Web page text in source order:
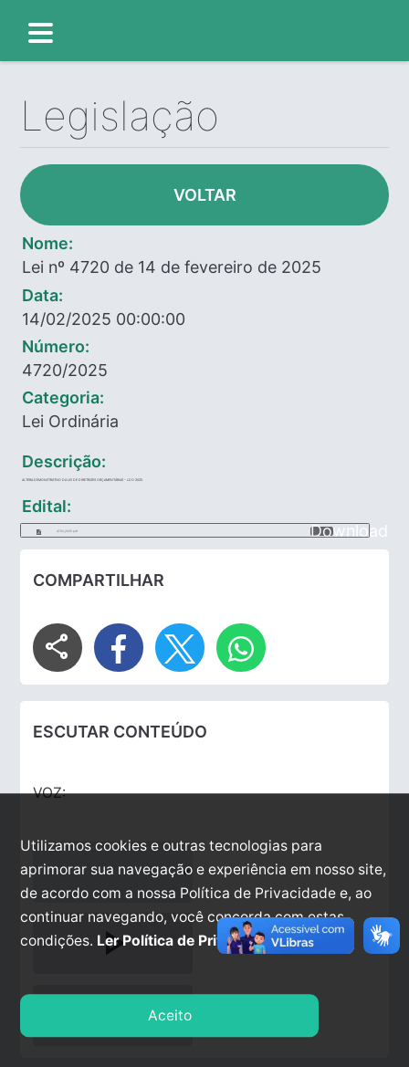
Legislação
VOLTAR
Nome:
Lei nº 4720 de 14 de fevereiro de 2025
Data:
14/02/2025 00:00:00
Número:
4720/2025
Categoria:
Lei Ordinária
Descrição:
ALTERA DEMONSTRATIVO DA LEI DE DIRETRIZES ORÇAMENTÁRIAS - LDO 2025.
Edital:
4720_2025.pdf Download
COMPARTILHAR
share
ESCUTAR CONTEÚDO
VOZ:
play_arrow
Utilizamos cookies e outras tecnologias para
aprimorar sua navegação e experiência em nosso site,
de acordo com a nossa Política de Privacidade e, ao
continuar navegando, você concorda com estas
condições. Ler Política de Privacidade.
Aceito